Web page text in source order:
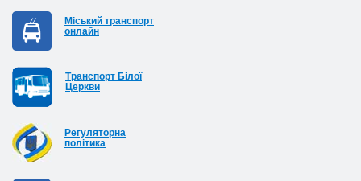
Міський транспорт
онлайн
Транспорт Білої
Церкви
Регуляторна
політика